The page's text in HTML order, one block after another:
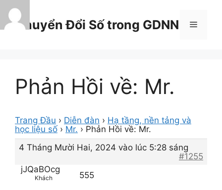
Chuyển
đến
nội
Chuyển Đổi Số trong GDNN Menu
Phản Hồi về: Mr.
Trang Đầu › Diễn đàn › Hạ tầng, nền tảng và
học liệu số › Mr. › Phản Hồi về: Mr.
4 Tháng Mười Hai, 2024 vào lúc 5:28 sáng
#1255
jJQaBOcg
Khách 555